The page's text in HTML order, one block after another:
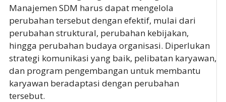
Manajemen SDM harus dapat mengelola
perubahan tersebut dengan efektif, mulai dari
perubahan struktural, perubahan kebijakan,
hingga perubahan budaya organisasi. Diperlukan
strategi komunikasi yang baik, pelibatan karyawan,
dan program pengembangan untuk membantu
karyawan beradaptasi dengan perubahan
tersebut.